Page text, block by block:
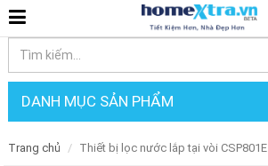
DANH MỤC SẢN PHẨM
Trang chủ Thiết bị lọc nước lắp tại vòi CSP801E